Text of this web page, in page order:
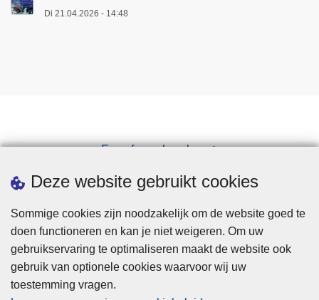
Deze website gebruikt cookies
Sommige cookies zijn noodzakelijk om de website goed te
doen functioneren en kan je niet weigeren. Om uw
gebruikservaring te optimaliseren maakt de website ook
gebruik van optionele cookies waarvoor wij uw
toestemming vragen.
Di 21.04.2026 - 14:48
Een afspraak maken